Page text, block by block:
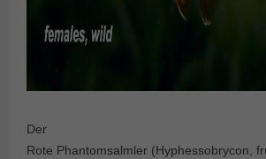
Der
Rote Phantomsalmler (Hyphessobrycon,